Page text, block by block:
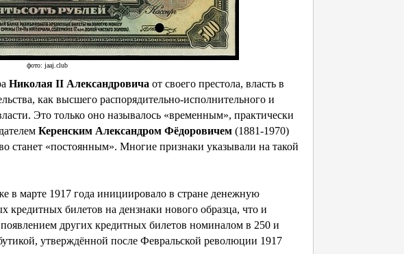
фото: jaaj.club
Николая II Александровича от своего престола, власть в
как высшего распорядительно-исполнительного и
Это только оно называлось «временным», практически
Керенским Александром Фёдоровичем (1881-1970)
станет «постоянным». Многие признаки указывали на такой
марте 1917 года инициировало в стране денежную
кредитных билетов на дензнаки нового образца, что и
появлением других кредитных билетов номиналом в 250 и
утверждённой после Февральской революции 1917